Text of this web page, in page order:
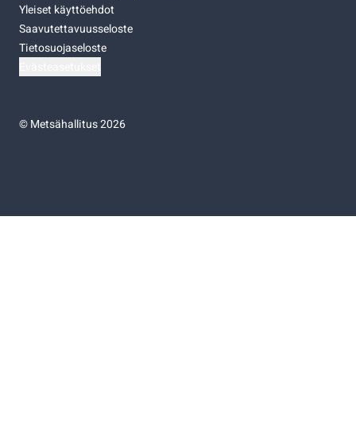
Yleiset käyttöehdot
Saavutettavuusseloste
Tietosuojaseloste
©Metsähallitus 2026